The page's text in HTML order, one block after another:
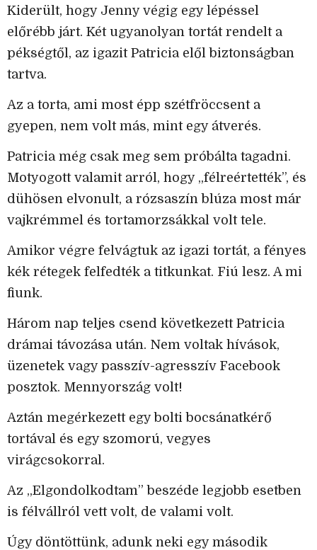
Kiderült, hogy Jenny végig egy lépéssel
előrébb járt. Két ugyanolyan tortát rendelt a
pékségtől, az igazit Patricia elől biztonságban
tartva.
Az a torta, ami most épp szétfröccsent a
gyepen, nem volt más, mint egy átverés.
Patricia még csak meg sem próbálta tagadni.
Motyogott valamit arról, hogy „félreértették”, és
dühösen elvonult, a rózsaszín blúza most már
vajkrémmel és tortamorzsákkal volt tele.
Amikor végre felvágtuk az igazi tortát, a fényes
kék rétegek felfedték a titkunkat. Fiú lesz. A mi
fiunk.
Három nap teljes csend következett Patricia
drámai távozása után. Nem voltak hívások,
üzenetek vagy passzív-agresszív Facebook
posztok. Mennyország volt!
Aztán megérkezett egy bolti bocsánatkérő
tortával és egy szomorú, vegyes
virágcsokorral.
Az „Elgondolkodtam” beszéde legjobb esetben
is félvállról vett volt, de valami volt.
Úgy döntöttünk, adunk neki egy második